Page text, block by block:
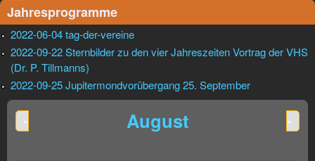
Jahresprogramme
2022-06-04 tag-der-vereine
2022-09-22 Sternbilder zu den vier Jahreszeiten Vortrag der VHS
(Dr. P. Tillmanns)
2022-09-25 Jupitermondvorübergang 25. September
August
« »